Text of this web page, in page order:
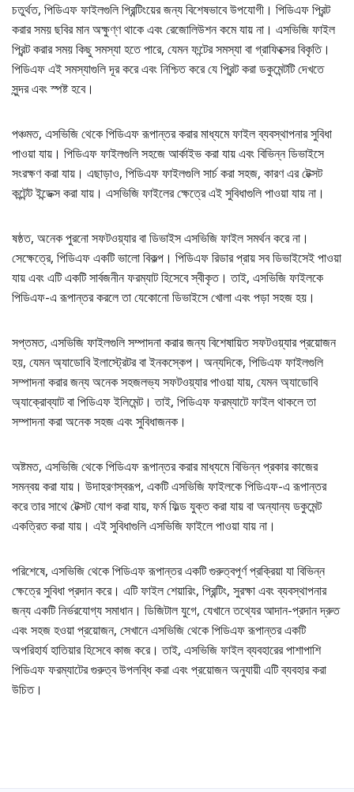
চতুর্থত, পিডিএফ ফাইলগুলি প্রিন্টিংয়ের জন্য বিশেষভাবে উপযোগী। পিডিএফ প্রিন্ট
করার সময় ছবির মান অক্ষুণ্ণ থাকে এবং রেজোলিউশন কমে যায় না। এসভিজি ফাইল
প্রিন্ট করার সময় কিছু সমস্যা হতে পারে, যেমন ফন্টের সমস্যা বা গ্রাফিক্সের বিকৃতি।
পিডিএফ এই সমস্যাগুলি দূর করে এবং নিশ্চিত করে যে প্রিন্ট করা ডকুমেন্টটি দেখতে
সুন্দর এবং স্পষ্ট হবে।
পঞ্চমত, এসভিজি থেকে পিডিএফ রূপান্তর করার মাধ্যমে ফাইল ব্যবস্থাপনার সুবিধা
পাওয়া যায়। পিডিএফ ফাইলগুলি সহজে আর্কাইভ করা যায় এবং বিভিন্ন ডিভাইসে
সংরক্ষণ করা যায়। এছাড়াও, পিডিএফ ফাইলগুলি সার্চ করা সহজ, কারণ এর টেক্সট
কন্টেন্ট ইন্ডেক্স করা যায়। এসভিজি ফাইলের ক্ষেত্রে এই সুবিধাগুলি পাওয়া যায় না।
ষষ্ঠত, অনেক পুরনো সফটওয়্যার বা ডিভাইস এসভিজি ফাইল সমর্থন করে না।
সেক্ষেত্রে, পিডিএফ একটি ভালো বিকল্প। পিডিএফ রিডার প্রায় সব ডিভাইসেই পাওয়া
যায় এবং এটি একটি সার্বজনীন ফরম্যাট হিসেবে স্বীকৃত। তাই, এসভিজি ফাইলকে
পিডিএফ-এ রূপান্তর করলে তা যেকোনো ডিভাইসে খোলা এবং পড়া সহজ হয়।
সপ্তমত, এসভিজি ফাইলগুলি সম্পাদনা করার জন্য বিশেষায়িত সফটওয়্যার প্রয়োজন
হয়, যেমন অ্যাডোবি ইলাস্ট্রেটর বা ইনকস্কেপ। অন্যদিকে, পিডিএফ ফাইলগুলি
সম্পাদনা করার জন্য অনেক সহজলভ্য সফটওয়্যার পাওয়া যায়, যেমন অ্যাডোবি
অ্যাক্রোব্যাট বা পিডিএফ ইলিমেন্ট। তাই, পিডিএফ ফরম্যাটে ফাইল থাকলে তা
সম্পাদনা করা অনেক সহজ এবং সুবিধাজনক।
অষ্টমত, এসভিজি থেকে পিডিএফ রূপান্তর করার মাধ্যমে বিভিন্ন প্রকার কাজের
সমন্বয় করা যায়। উদাহরণস্বরূপ, একটি এসভিজি ফাইলকে পিডিএফ-এ রূপান্তর
করে তার সাথে টেক্সট যোগ করা যায়, ফর্ম ফিল্ড যুক্ত করা যায় বা অন্যান্য ডকুমেন্ট
একত্রিত করা যায়। এই সুবিধাগুলি এসভিজি ফাইলে পাওয়া যায় না।
পরিশেষে, এসভিজি থেকে পিডিএফ রূপান্তর একটি গুরুত্বপূর্ণ প্রক্রিয়া যা বিভিন্ন
ক্ষেত্রে সুবিধা প্রদান করে। এটি ফাইল শেয়ারিং, প্রিন্টিং, সুরক্ষা এবং ব্যবস্থাপনার
জন্য একটি নির্ভরযোগ্য সমাধান। ডিজিটাল যুগে, যেখানে তথ্যের আদান-প্রদান দ্রুত
এবং সহজ হওয়া প্রয়োজন, সেখানে এসভিজি থেকে পিডিএফ রূপান্তর একটি
অপরিহার্য হাতিয়ার হিসেবে কাজ করে। তাই, এসভিজি ফাইল ব্যবহারের পাশাপাশি
পিডিএফ ফরম্যাটের গুরুত্ব উপলব্ধি করা এবং প্রয়োজন অনুযায়ী এটি ব্যবহার করা
উচিত।